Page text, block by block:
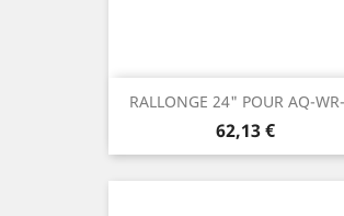
RALLONGE 24" POUR AQ-
Prix
62,13 €